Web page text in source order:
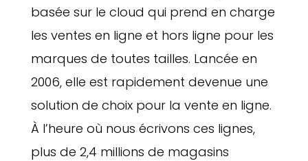
basée sur le cloud qui prend en charge
les ventes en ligne et hors ligne pour les
marques de toutes tailles. Lancée en
2006, elle est rapidement devenue une
solution de choix pour la vente en ligne.
À l’heure où nous écrivons ces lignes,
plus de 2,4 millions de magasins